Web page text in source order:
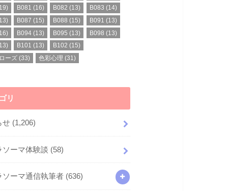
B081 (16) B082 (13) B083 (14)
B087 (15) B088 (15) B091 (13)
B094 (13) B095 (13) B098 (13)
B101 (13) B102 (15)
ーズ (33) 色彩心理 (31)
リ
せ (1,206)
ソーマ体験談 (58)
ソーマ通信執筆者 (636)